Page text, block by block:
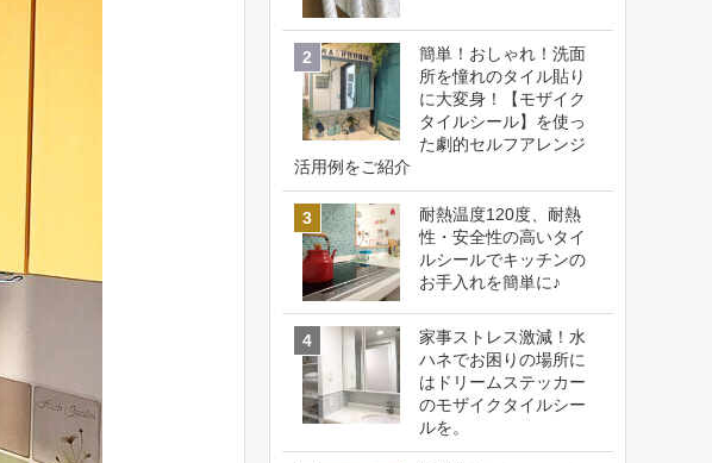
簡単！おしゃれ！洗面
所を憧れのタイル貼り
に大変身！【モザイク
タイルシール】を使っ
た劇的セルフアレンジ
活用例をご紹介
耐熱温度120度、耐熱
性・安全性の高いタイ
ルシールでキッチンの
お手入れを簡単に♪
家事ストレス激減！水
ハネでお困りの場所に
はドリームステッカー
のモザイクタイルシー
ルを。